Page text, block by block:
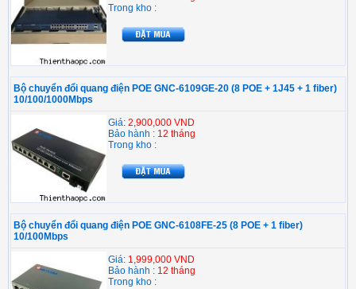
Trong kho :
Bộ chuyển đổi quang điện POE GNC-6109GE-20 (8 POE + 1J45 + 1 fiber)
10/100/1000Mbps
Giá: 2,900,000 VND
Bảo hành : 12 tháng
Trong kho :
Bộ chuyển đổi quang điện POE GNC-6108FE-25 (8 POE + 1 fiber)
10/100Mbps
Giá: 1,999,000 VND
Bảo hành : 12 tháng
Trong kho :